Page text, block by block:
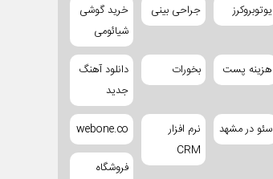
یوتوبروکرز جراحی بینی
خرید گوشی
شیائومی
هزینه پست بخورات
دانلود آهنگ
جدید
سئو در مشهد
نرم افزار
CRM
webone.co
فروشگاه